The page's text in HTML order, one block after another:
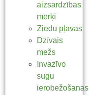
aizsardzības
mērķi
Ziedu pļavas
Dzīvais
mežs
Invazīvo
sugu
ierobežošanas